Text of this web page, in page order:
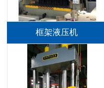
框架液压机